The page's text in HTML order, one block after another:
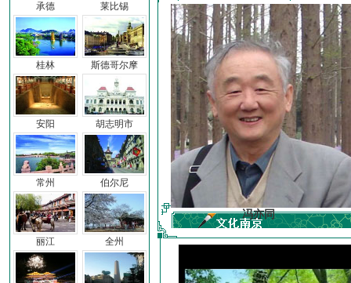
承德
桂林
安阳
常州
丽江
莱比锡
斯德哥尔摩
胡志明市
伯尔尼
全州
车前子 冯亦同